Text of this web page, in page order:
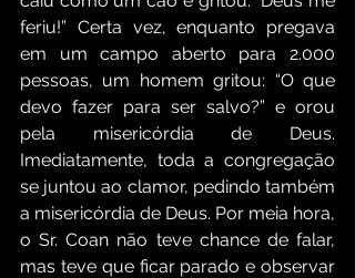
feriu!” Certa vez, enquanto pregava
em um campo aberto para 2.000
pessoas, um homem gritou: “O que
devo fazer para ser salvo?” e orou
pela misericórdia de Deus.
Imediatamente, toda a congregação
se juntou ao clamor, pedindo também
a misericórdia de Deus. Por meia hora,
o Sr. Coan não teve chance de falar,
mas teve que ficar parado e observar